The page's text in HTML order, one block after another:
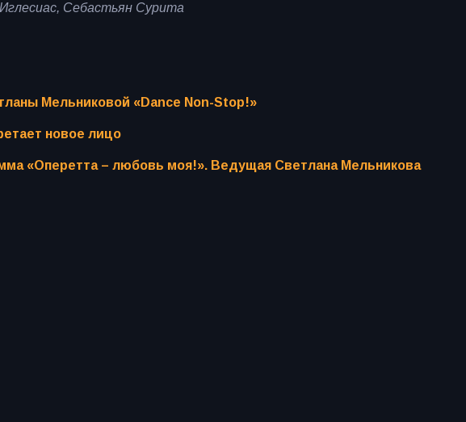
Себастьян Cурита
Мельниковой «Dance Non-Stop!»
новое лицо
«Оперетта – любовь моя!». Ведущая Светлана Мельникова